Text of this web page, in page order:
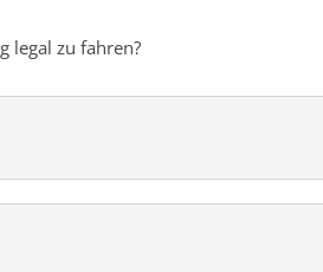
legal zu fahren?